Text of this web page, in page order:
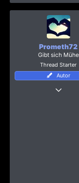
Prometh72
Gibt sich Mühe
Thread Starter
Autor